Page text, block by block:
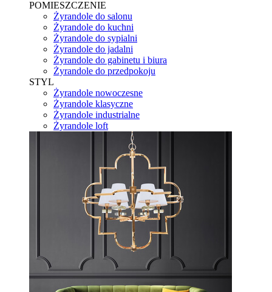
POMIESZCZENIE
Żyrandole do salonu
Żyrandole do kuchni
Żyrandole do sypialni
Żyrandole do jadalni
Żyrandole do gabinetu i biura
Żyrandole do przedpokoju
STYL
Żyrandole nowoczesne
Żyrandole klasyczne
Żyrandole industrialne
Żyrandole loft